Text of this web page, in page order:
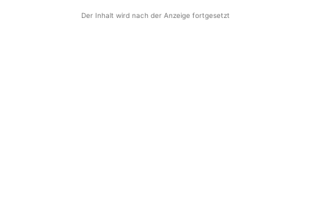
Der Inhalt wird nach der Anzeige fortgesetzt